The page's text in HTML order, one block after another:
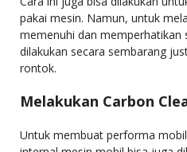
pakai mesin. Namun, untuk
memenuhi dan memperhatikan
dilakukan secara sembarang
rontok.
Melakukan Carbon
Untuk membuat performa